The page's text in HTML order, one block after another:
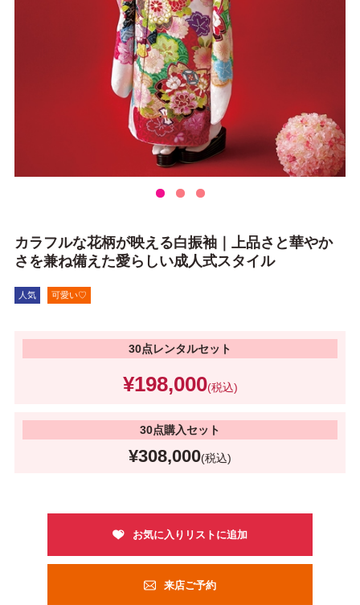
カラフルな花柄が映える白振袖｜上品さと華やか
さを兼ね備えた愛らしい成人式スタイル
人気 可愛い♡
30点レンタルセット
¥198,000(税込)
30点購入セット
¥308,000(税込)
来店ご予約